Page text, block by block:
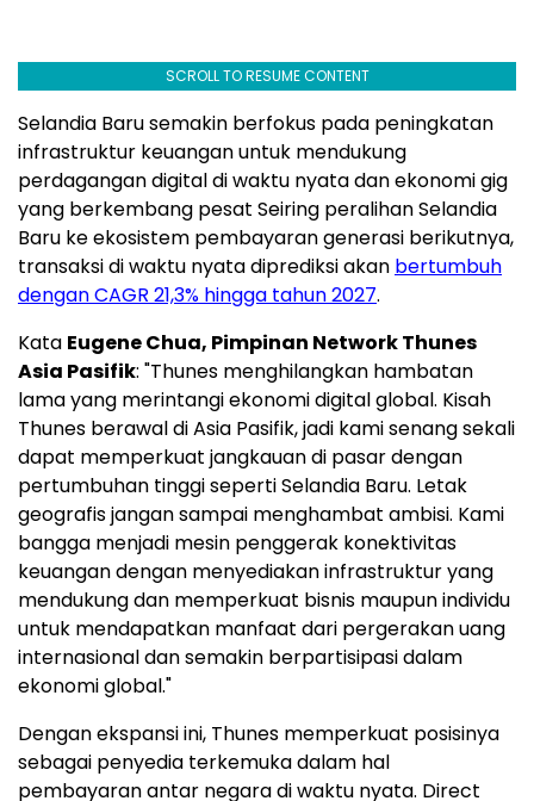
SCROLL TO RESUME CONTENT
Selandia Baru semakin berfokus pada peningkatan
infrastruktur keuangan untuk mendukung
perdagangan digital di waktu nyata dan ekonomi gig
yang berkembang pesat Seiring peralihan Selandia
Baru ke ekosistem pembayaran generasi berikutnya,
transaksi di waktu nyata diprediksi akan bertumbuh
dengan CAGR 21,3% hingga tahun 2027.
Kata Eugene Chua, Pimpinan Network Thunes
Asia Pasifik: "Thunes menghilangkan hambatan
lama yang merintangi ekonomi digital global. Kisah
Thunes berawal di Asia Pasifik, jadi kami senang sekali
dapat memperkuat jangkauan di pasar dengan
pertumbuhan tinggi seperti Selandia Baru. Letak
geografis jangan sampai menghambat ambisi. Kami
bangga menjadi mesin penggerak konektivitas
keuangan dengan menyediakan infrastruktur yang
mendukung dan memperkuat bisnis maupun individu
untuk mendapatkan manfaat dari pergerakan uang
internasional dan semakin berpartisipasi dalam
ekonomi global."
Dengan ekspansi ini, Thunes memperkuat posisinya
sebagai penyedia terkemuka dalam hal
pembayaran antar negara di waktu nyata. Direct